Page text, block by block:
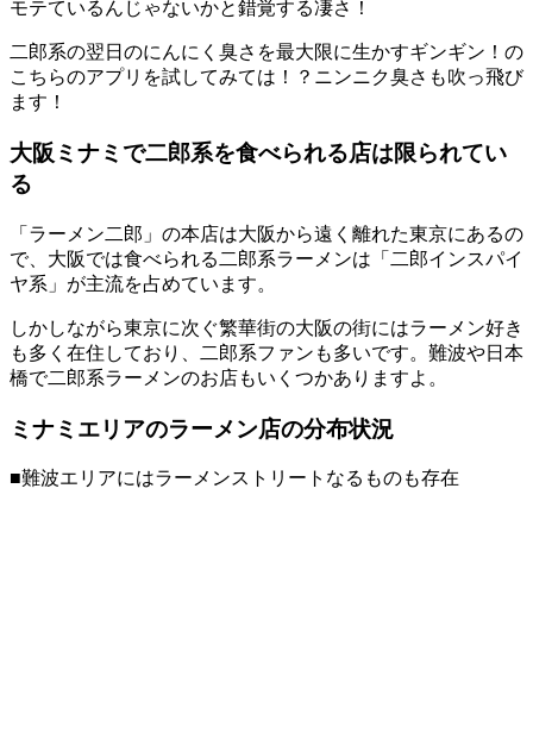
モテているんじゃないかと錯覚する凄さ！
二郎系の翌日のにんにく臭さを最大限に生かすギンギン！の
こちらのアプリを試してみては！？ニンニク臭さも吹っ飛び
ます！
大阪ミナミで二郎系を食べられる店は限られてい
る
「ラーメン二郎」の本店は大阪から遠く離れた東京にあるの
で、大阪では食べられる二郎系ラーメンは「二郎インスパイ
ヤ系」が主流を占めています。
しかしながら東京に次ぐ繁華街の大阪の街にはラーメン好き
も多く在住しており、二郎系ファンも多いです。難波や日本
橋で二郎系ラーメンのお店もいくつかありますよ。
ミナミエリアのラーメン店の分布状況
■難波エリアにはラーメンストリートなるものも存在